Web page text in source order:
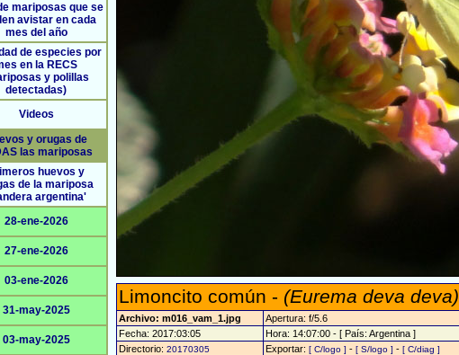
mariposas que se
avistar en cada
mes del año
de especies por
en la RECS
y polillas
detectadas)
Videos
y orugas de
las mariposas
huevos y
de la mariposa
argentina'
28-ene-2026
27-ene-2026
03-ene-2026
31-may-2025
03-may-2025
Limoncito común - (Eurema deva deva)
Archivo: m016_vam_1.jpg Apertura: f/5.6
Fecha: 2017:03:05
Hora: 14:07:00 - [ País: Argentina ]
Directorio: 20170305 Exportar: [ C/logo ] - [ S/logo ] - [ C/diag ]